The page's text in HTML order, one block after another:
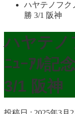
ハヤテノフク
勝 3/1 阪神
ハヤテノ
ﾆｭｰｱﾙ記
3/1 阪神